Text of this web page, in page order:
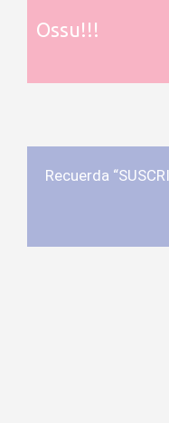
Ossu!!!
Recuerda